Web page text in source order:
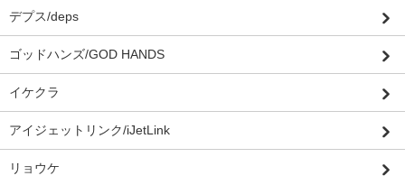
デプス/deps
ゴッドハンズ/GOD HANDS
イケクラ
アイジェットリンク/iJetLink
リョウケ